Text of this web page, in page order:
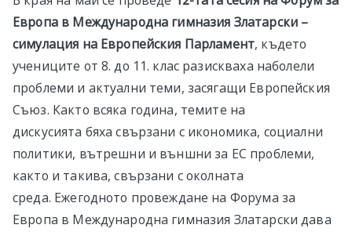
Европа в Международна гимназия Златарски –
симулация на Европейския Парламент, където
учениците от 8. до 11. клас разискваха наболели
проблеми и актуални теми, засягащи Европейския
Съюз. Както всяка година, темите на
дискусията бяха свързани с икономика, социални
политики, вътрешни и външни за ЕС проблеми,
както и такива, свързани с околната
среда. Ежегодното провеждане на Форума за
Европа в Международна гимназия Златарски дава